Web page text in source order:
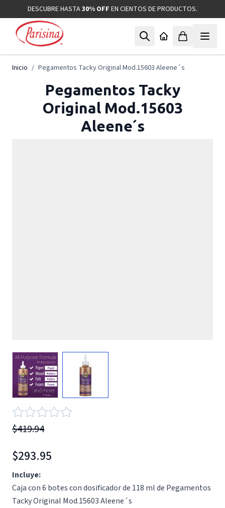
Ir al contenidoDESCUBRE HASTA30% OFF EN CIENTOS DE PRODUCTOS.
Inicio / Pegamentos Tacky Original Mod.15603 Aleene´s
Pegamentos Tacky
Original Mod.15603
Aleene´s
View larger imageView larger image
$419.94
$293.95
Incluye:
Caja con 6 botes con dosificador de 118 ml de Pegamentos
Tacky Original Mod.15603 Aleene´s